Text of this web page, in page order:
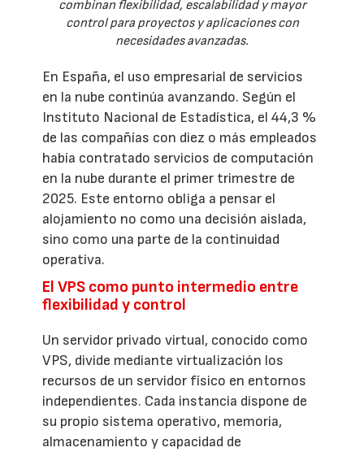
combinan flexibilidad, escalabilidad y mayor
control para proyectos y aplicaciones con
necesidades avanzadas.
En España, el uso empresarial de servicios
en la nube continúa avanzando. Según el
Instituto Nacional de Estadística, el 44,3 %
de las compañías con diez o más empleados
había contratado servicios de computación
en la nube durante el primer trimestre de
2025. Este entorno obliga a pensar el
alojamiento no como una decisión aislada,
sino como una parte de la continuidad
operativa.
El VPS como punto intermedio entre
flexibilidad y control
Un servidor privado virtual, conocido como
VPS, divide mediante virtualización los
recursos de un servidor físico en entornos
independientes. Cada instancia dispone de
su propio sistema operativo, memoria,
almacenamiento y capacidad de